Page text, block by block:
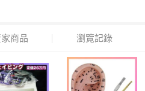
商品 瀏覽記錄